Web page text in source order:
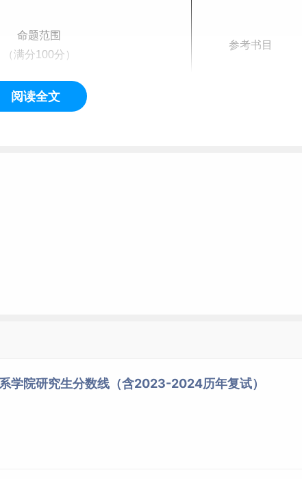
命题范围
（满分100分）
参考书目
与应用》-中国传媒大学
英语听说能力，专业素养（公共组织
阅读全文
学院研究生分数线（含2023-2024历年复试）